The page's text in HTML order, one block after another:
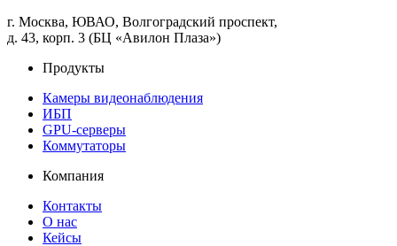
г. Москва, ЮВАО, Волгоградский проспект,
д. 43, корп. 3 (БЦ «Авилон Плаза»)
Продукты
Камеры видеонаблюдения
ИБП
GPU-серверы
Коммутаторы
Компания
Контакты
О нас
Кейсы